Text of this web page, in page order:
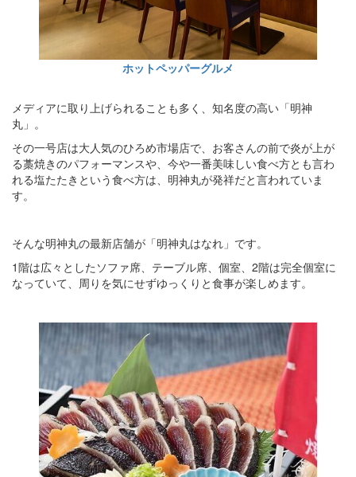
ホットペッパーグルメ
メディアに取り上げられることも多く、知名度の高い「明神
丸」。
その一号店は大人気のひろめ市場店で、お客さんの前で炎が上が
る藁焼きのパフォーマンスや、今や一番美味しい食べ方とも言わ
れる塩たたきという食べ方は、明神丸が発祥だと言われていま
す。
そんな明神丸の最新店舗が「明神丸はなれ」です。
1階は広々としたソファ席、テーブル席、個室、2階は完全個室に
なっていて、周りを気にせずゆっくりと食事が楽しめます。